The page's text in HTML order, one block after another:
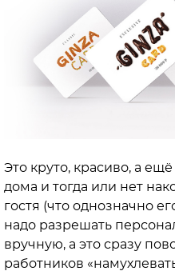
Это круто, красиво, а
дома и тогда или нет
гостя (что однозначно
надо разрешать
вручную, а это сразу
работников